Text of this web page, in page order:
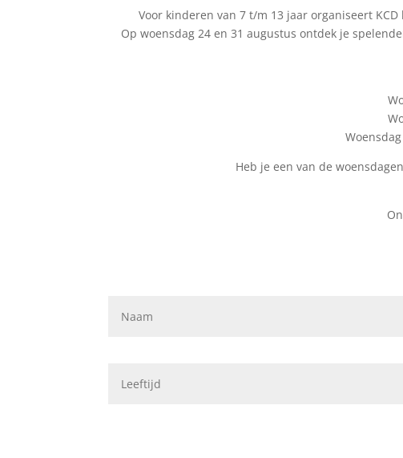
Voor kinderen van 7 t/m 13 jaar organiseert
Op woensdag 24 en 31 augustus ontdek je
Heb je een van de